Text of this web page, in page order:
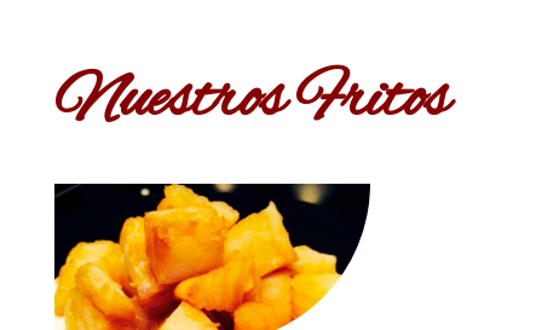
Nuestros Fritos